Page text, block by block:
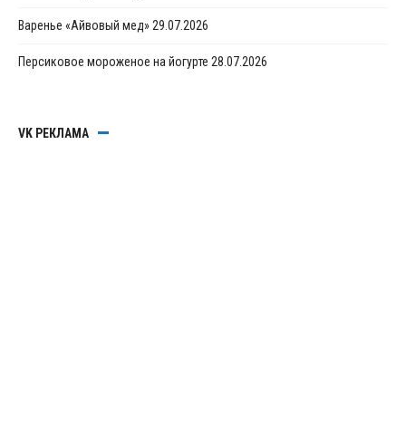
Варенье «Айвовый мед» 29.07.2026
Персиковое мороженое на йогурте 28.07.2026
VK РЕКЛАМА